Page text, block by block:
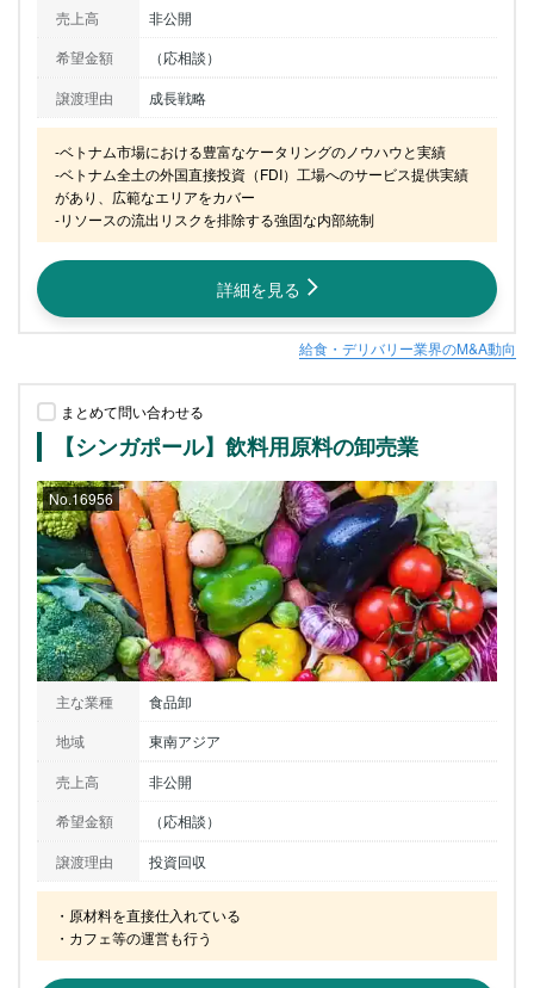
売上高
非公開
希望金額
（応相談）
譲渡理由
成長戦略
-ベトナム市場における豊富なケータリングのノウハウと実績
-ベトナム全土の外国直接投資（FDI）工場へのサービス提供実績
があり、広範なエリアをカバー
-リソースの流出リスクを排除する強固な内部統制
詳細を見る
給食・デリバリー業界のM&A動向
まとめて問い合わせる
【シンガポール】飲料用原料の卸売業
No.16956
主な業種
食品卸
地域
東南アジア
売上高
非公開
希望金額
（応相談）
譲渡理由
投資回収
・原材料を直接仕入れている
・カフェ等の運営も行う